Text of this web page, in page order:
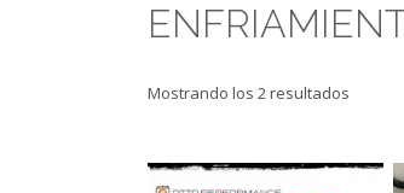
Mostrando los 2 resultados